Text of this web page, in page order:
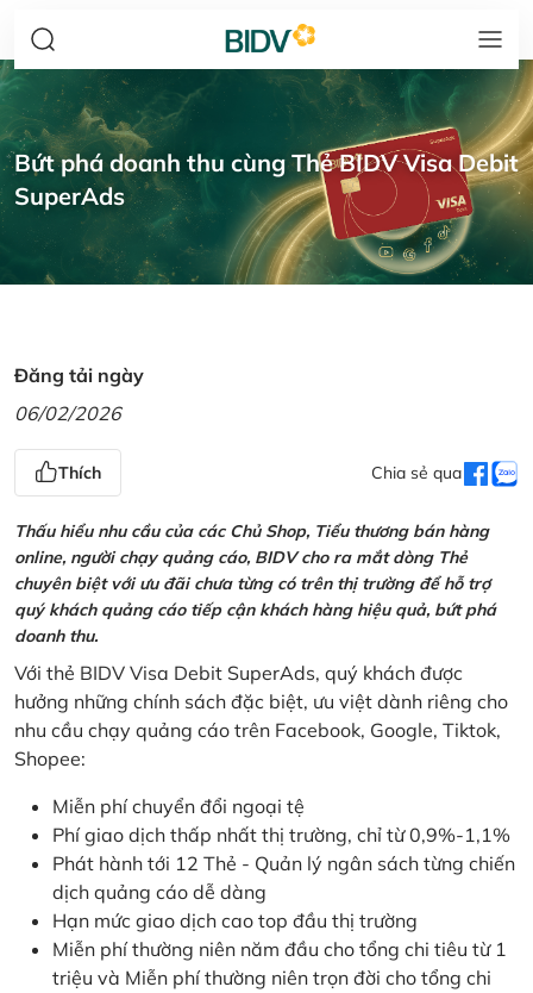
Bứt phá doanh thu cùng Thẻ BIDV Visa Debit
SuperAds
Đăng tải ngày
06/02/2026
Thích Chia sẻ qua
Thấu hiểu nhu cầu của các Chủ Shop, Tiểu thương bán hàng
online, người chạy quảng cáo, BIDV cho ra mắt dòng Thẻ
chuyên biệt với ưu đãi chưa từng có trên thị trường để hỗ trợ
quý khách quảng cáo tiếp cận khách hàng hiệu quả, bứt phá
doanh thu.
Với thẻ BIDV Visa Debit SuperAds, quý khách được
hưởng những chính sách đặc biệt, ưu việt dành riêng cho
nhu cầu chạy quảng cáo trên Facebook, Google, Tiktok,
Shopee:
Miễn phí chuyển đổi ngoại tệ
Phí giao dịch thấp nhất thị trường, chỉ từ 0,9%-1,1%
Phát hành tới 12 Thẻ - Quản lý ngân sách từng chiến
dịch quảng cáo dễ dàng
Hạn mức giao dịch cao top đầu thị trường
Miễn phí thường niên năm đầu cho tổng chi tiêu từ 1
triệu và Miễn phí thường niên trọn đời cho tổng chi